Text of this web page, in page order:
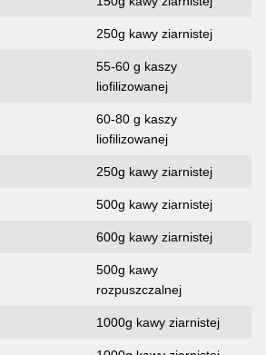
250g kawy ziarnistej
55-60 g kaszy
liofilizowanej
60-80 g kaszy
liofilizowanej
250g kawy ziarnistej
500g kawy ziarnistej
600g kawy ziarnistej
500g kawy
rozpuszczalnej
1000g kawy ziarnistej